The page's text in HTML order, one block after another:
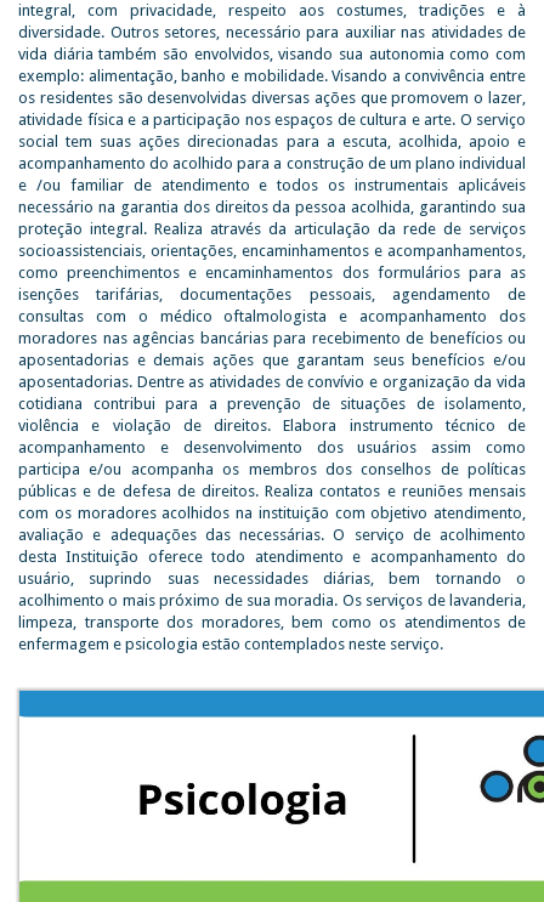
integral, com privacidade, respeito aos costumes, tradições e à
diversidade. Outros setores, necessário para auxiliar nas atividades de
vida diária também são envolvidos, visando sua autonomia como com
exemplo: alimentação, banho e mobilidade. Visando a convivência entre
os residentes são desenvolvidas diversas ações que promovem o lazer,
atividade física e a participação nos espaços de cultura e arte. O serviço
social tem suas ações direcionadas para a escuta, acolhida, apoio e
acompanhamento do acolhido para a construção de um plano individual
e /ou familiar de atendimento e todos os instrumentais aplicáveis
necessário na garantia dos direitos da pessoa acolhida, garantindo sua
proteção integral. Realiza através da articulação da rede de serviços
socioassistenciais, orientações, encaminhamentos e acompanhamentos,
como preenchimentos e encaminhamentos dos formulários para as
isenções tarifárias, documentações pessoais, agendamento de
consultas com o médico oftalmologista e acompanhamento dos
moradores nas agências bancárias para recebimento de benefícios ou
aposentadorias e demais ações que garantam seus benefícios e/ou
aposentadorias. Dentre as atividades de convívio e organização da vida
cotidiana contribui para a prevenção de situações de isolamento,
violência e violação de direitos. Elabora instrumento técnico de
acompanhamento e desenvolvimento dos usuários assim como
participa e/ou acompanha os membros dos conselhos de políticas
públicas e de defesa de direitos. Realiza contatos e reuniões mensais
com os moradores acolhidos na instituição com objetivo atendimento,
avaliação e adequações das necessárias. O serviço de acolhimento
desta Instituição oferece todo atendimento e acompanhamento do
usuário, suprindo suas necessidades diárias, bem tornando o
acolhimento o mais próximo de sua moradia. Os serviços de lavanderia,
limpeza, transporte dos moradores, bem como os atendimentos de
enfermagem e psicologia estão contemplados neste serviço.